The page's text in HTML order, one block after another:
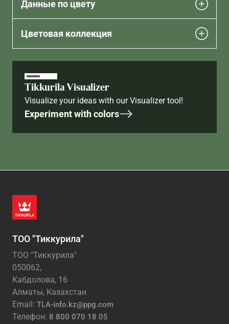
Данные по цвету
Цветовая коллекция
Tikkurila Visualizer
Visualize your ideas with our Visualizer tool!
Experiment with colors
ТОО "Тиккурила"
ТОО "Тиккурила"
050062,
Кабдолова, 16
Алматы, Казахстан
Email: TLA-info.kz@ppg.com
Телефон: 8 800 070 18 05